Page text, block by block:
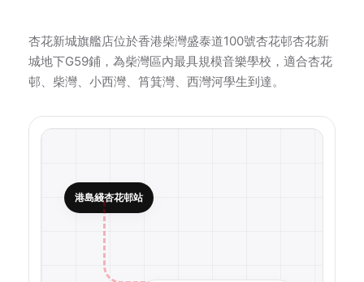
杏花新城旗艦店位於香港柴灣盛泰道100號杏花邨杏花新
城地下G59鋪，為柴灣區內最具規模音樂學校，適合杏花
邨、柴灣、小西灣、筲箕灣、西灣河學生到達。
港島綫杏花邨站